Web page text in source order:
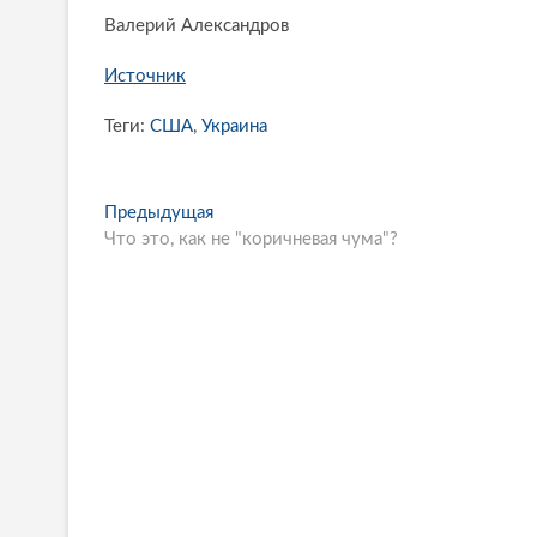
Валерий Александров
Источник
Теги: США, Украина
P
o
Предыдущая
р
Что это, как не "коричневая чума"?